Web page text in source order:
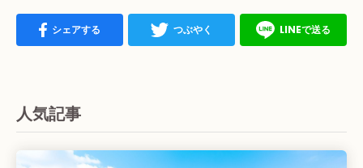
シェアする つぶやく LINEで送る
人気記事